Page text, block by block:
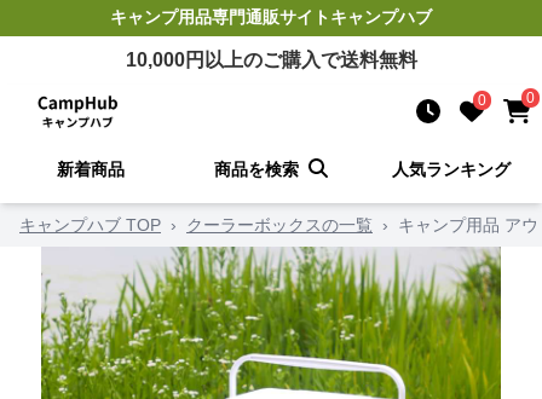
キャンプ用品専門通販サイトキャンプハブ
10,000円以上のご購入で送料無料
0 0
新着商品 商品を検索 人気ランキング
キャンプハブ TOP › クーラーボックスの一覧 › キャンプ用品 ア